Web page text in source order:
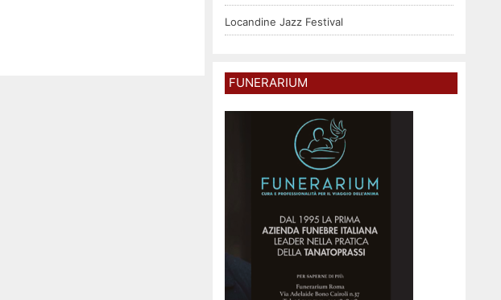
Locandine Jazz Festival
FUNERARIUM